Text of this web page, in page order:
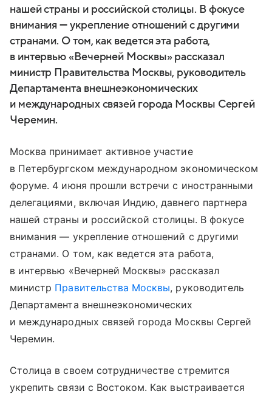
нашей страны и российской столицы. В фокусе
внимания — укрепление отношений с другими
странами. О том, как ведется эта работа,
в интервью «Вечерней Москвы» рассказал
министр Правительства Москвы, руководитель
Департамента внешнеэкономических
и международных связей города Москвы Сергей
Черемин.
Москва принимает активное участие
в Петербургском международном экономическом
форуме. 4 июня прошли встречи с иностранными
делегациями, включая Индию, давнего партнера
нашей страны и российской столицы. В фокусе
внимания — укрепление отношений с другими
странами. О том, как ведется эта работа,
в интервью «Вечерней Москвы» рассказал
министр Правительства Москвы, руководитель
Департамента внешнеэкономических
и международных связей города Москвы Сергей
Черемин.
Столица в своем сотрудничестве стремится
укрепить связи с Востоком. Как выстраивается